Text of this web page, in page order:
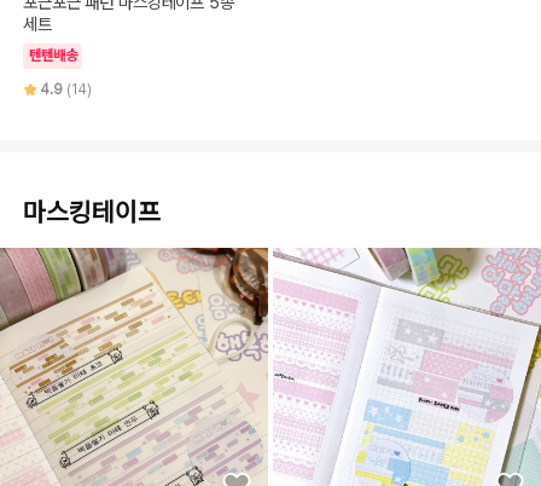
세트
텐텐배송
4.9 (14)
마스킹테이프